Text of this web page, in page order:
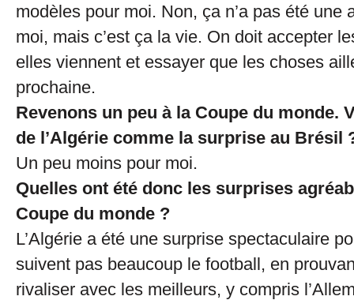
modèles pour moi. Non, ça n’a pas été une
moi, mais c’est ça la vie. On doit accepter
elles viennent et essayer que les choses
prochaine.
Revenons un peu à la Coupe du monde.
de l’Algérie comme la surprise au Brésil
Un peu moins pour moi.
Quelles ont été donc les surprises
Coupe du monde ?
L’Algérie a été une surprise spectaculaire
suivent pas beaucoup le football, en
rivaliser avec les meilleurs, y compris